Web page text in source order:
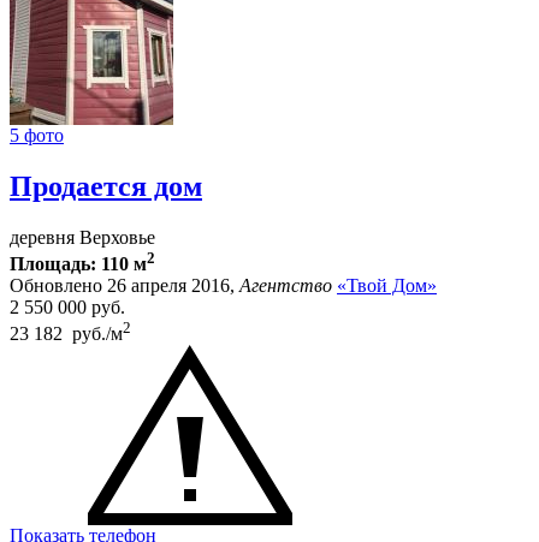
5 фото
Продается дом
деревня Верховье
Площадь: 110 м2
Обновлено 26 апреля 2016, Агентство «Твой Дом»
2 550 000 руб.
23 182 руб./м2
Показать телефон